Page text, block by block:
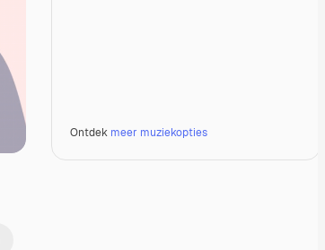
Ontdek meer muziekopties